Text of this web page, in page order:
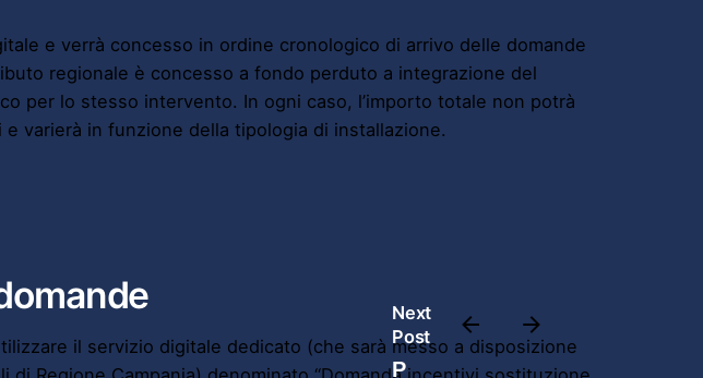
e verrà concesso in ordine cronologico di arrivo delle domande
regionale è concesso a fondo perduto a integrazione del
per lo stesso intervento. In ogni caso, l’importo totale non potrà
varierà in funzione della tipologia di installazione.
il servizio digitale dedicato (che sarà messo a disposizione
Next
Post
P